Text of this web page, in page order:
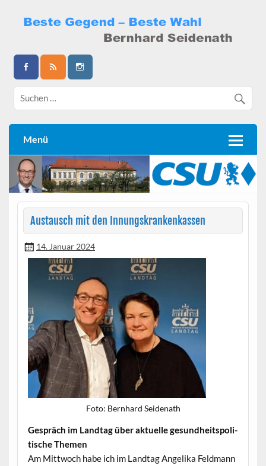
content
Bernhard Seidenath
Menü
Austausch mit den Innungskrankenkassen
14. Januar 2024
Foto: Bern­hard Seidenath
Gespräch im Land­tag über aktuelle gesund­heit­spoli­
tis­che Themen
Am Mittwoch habe ich im Land­tag Ange­li­ka Feld­mann